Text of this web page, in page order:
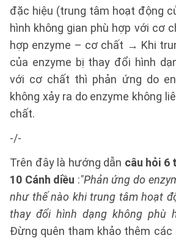
đặc hiệu (trung tâm hoạt động
hình không gian phù hợp với cơ
hợp enzyme – cơ chất → Khi
của enzyme bị thay đổi hình
với cơ chất thì phản ứng do
không xảy ra do enzyme không
chất.
-/-
Trên đây là hướng dẫn câu hỏi 6
10 Cánh diều :"Phản ứng do
như thế nào khi trung tâm hoạt
thay đổi hình dạng không phù
Đừng quên tham khảo thêm các